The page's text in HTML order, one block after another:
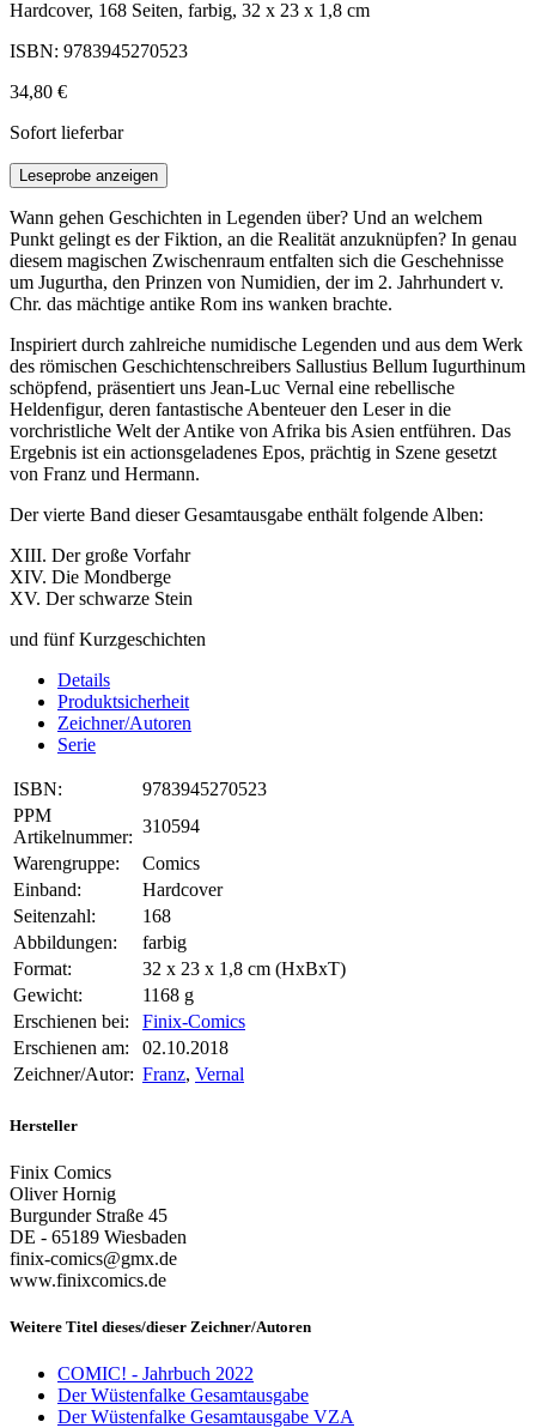
Hardcover, 168 Seiten, farbig, 32 x 23 x 1,8 cm
ISBN: 9783945270523
34,80 €
Sofort lieferbar
Leseprobe anzeigen
Wann gehen Geschichten in Legenden über? Und an welchem
Punkt gelingt es der Fiktion, an die Realität anzuknüpfen? In genau
diesem magischen Zwischenraum entfalten sich die Geschehnisse
um Jugurtha, den Prinzen von Numidien, der im 2. Jahrhundert v.
Chr. das mächtige antike Rom ins wanken brachte.
Inspiriert durch zahlreiche numidische Legenden und aus dem Werk
des römischen Geschichtenschreibers Sallustius Bellum Iugurthinum
schöpfend, präsentiert uns Jean-Luc Vernal eine rebellische
Heldenfigur, deren fantastische Abenteuer den Leser in die
vorchristliche Welt der Antike von Afrika bis Asien entführen. Das
Ergebnis ist ein actionsgeladenes Epos, prächtig in Szene gesetzt
von Franz und Hermann.
Der vierte Band dieser Gesamtausgabe enthält folgende Alben:
XIII. Der große Vorfahr
XIV. Die Mondberge
XV. Der schwarze Stein
und fünf Kurzgeschichten
Details
Produktsicherheit
Zeichner/Autoren
Serie
ISBN:
9783945270523
PPM
Artikelnummer:
310594
Warengruppe:
Comics
Einband:
Hardcover
Seitenzahl:
168
Abbildungen:
farbig
Format:
32 x 23 x 1,8 cm (HxBxT)
Gewicht:
1168 g
Erschienen bei:
Finix-Comics
Erschienen am:
02.10.2018
Zeichner/Autor: Franz, Vernal
Hersteller
Finix Comics
Oliver Hornig
Burgunder Straße 45
DE - 65189 Wiesbaden
finix-comics@gmx.de
www.finixcomics.de
Weitere Titel dieses/dieser Zeichner/Autoren
COMIC! - Jahrbuch 2022
Der Wüstenfalke Gesamtausgabe
Der Wüstenfalke Gesamtausgabe VZA